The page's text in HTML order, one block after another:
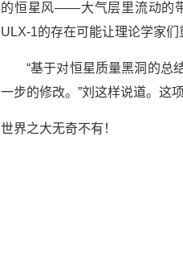
的恒星风——大气层里流动的
ULX-1的存在可能让理论学家们
“基于对恒星质量黑洞的总
一步的修改。”刘这样说道。这
世界之大无奇不有！